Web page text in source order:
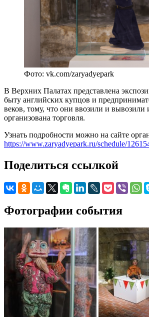
Фото: vk.com/zaryadyepark
В Верхних Палатах представлена
быту английских купцов и
веков, тому, что они ввозили и вывозили
организована торговля.
Узнать подробности можно на сайте
https://www.zaryadyepark.ru/schedule/
Поделиться ссылкой
Фотографии события